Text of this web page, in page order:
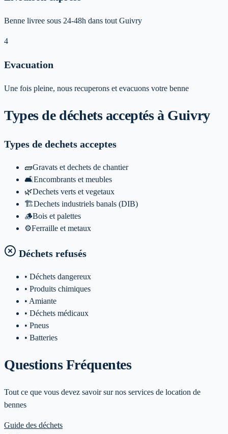
Benne livree sous 24-48h dans tout Guivry
4
Evacuation
Une fois pleine, nous recuperons et evacuons votre benne
Types de déchets acceptés à Guivry
Types de dechets acceptes
🧱Gravats et dechets de chantier
🛋️Encombrants et meubles
🌿Dechets verts et vegetaux
🏗️Dechets industriels banals (DIB)
🪵Bois et palettes
⚙️Ferraille et metaux
Déchets refusés
• Déchets dangereux
• Produits chimiques
• Amiante
• Déchets médicaux
• Pneus
• Batteries
Questions Fréquentes
Tout ce que vous devez savoir sur nos services de location de
bennes
Guide des déchets